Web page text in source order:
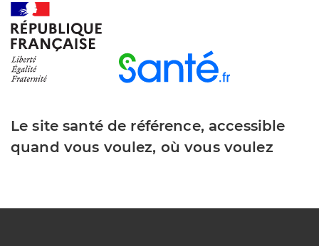
Le site santé de référence, accessible
quand vous voulez, où vous voulez